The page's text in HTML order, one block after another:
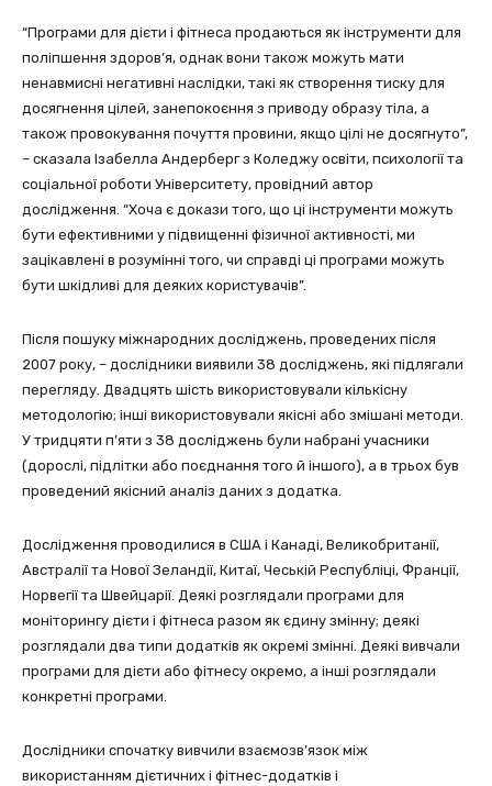
“Програми для дієти і фітнеса продаються як інструменти для
поліпшення здоров’я, однак вони також можуть мати
ненавмисні негативні наслідки, такі як створення тиску для
досягнення цілей, занепокоєння з приводу образу тіла, а
також провокування почуття провини, якщо цілі не досягнуто”,
– сказала Ізабелла Андерберг з Коледжу освіти, психології та
соціальної роботи Університету, провідний автор
дослідження. “Хоча є докази того, що ці інструменти можуть
бути ефективними у підвищенні фізичної активності, ми
зацікавлені в розумінні того, чи справді ці програми можуть
бути шкідливі для деяких користувачів”.
Після пошуку міжнародних досліджень, проведених після
2007 року, – дослідники виявили 38 досліджень, які підлягали
перегляду. Двадцять шість використовували кількісну
методологію; інші використовували якісні або змішані методи.
У тридцяти п’яти з 38 досліджень були набрані учасники
(дорослі, підлітки або поєднання того й іншого), а в трьох був
проведений якісний аналіз даних з додатка.
Дослідження проводилися в США і Канаді, Великобританії,
Австралії та Нової Зеландії, Китаї, Чеській Республіці, Франції,
Норвегії та Швейцарії. Деякі розглядали програми для
моніторингу дієти і фітнеса разом як єдину змінну; деякі
розглядали два типи додатків як окремі змінні. Деякі вивчали
програми для дієти або фітнесу окремо, а інші розглядали
конкретні програми.
Дослідники спочатку вивчили взаємозв’язок між
використанням дієтичних і фітнес-додатків і